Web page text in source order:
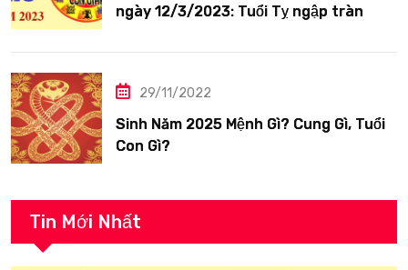
ngày 12/3/2023: Tuổi Tỵ ngập tràn
29/11/2022
Sinh Năm 2025 Mệnh Gì? Cung Gì, Tuổi
Con Gì?
Tin Mới Nhất